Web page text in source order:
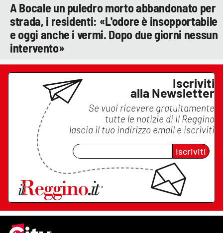
A Bocale un puledro morto abbandonato per
strada, i residenti: «L'odore è insopportabile
e oggi anche i vermi. Dopo due giorni nessun
intervento»
Iscriviti
alla Newsletter
Se vuoi ricevere gratuitamente
tutte le notizie di Il Reggino
lascia il tuo indirizzo email e iscriviti
Iscriviti